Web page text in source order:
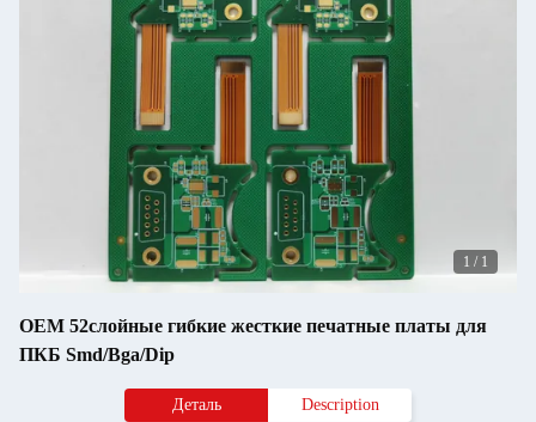
1 / 1
OEM 52слойные гибкие жесткие печатные платы для
ПКБ Smd/Bga/Dip
Деталь Description